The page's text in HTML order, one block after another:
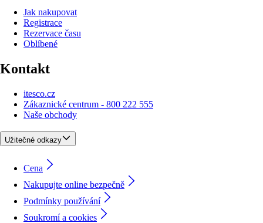
Jak nakupovat
Registrace
Rezervace času
Oblíbené
Kontakt
itesco.cz
Zákaznické centrum - 800 222 555
Naše obchody
Užitečné odkazy
Cena
Nakupujte online bezpečně
Podmínky používání
Soukromí a cookies